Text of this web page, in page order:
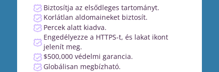
Biztosítja az elsődleges tartományt.
Korlátlan aldomaineket biztosít.
Percek alatt kiadva.
Engedélyezze a HTTPS-t, és lakat ikont
jelenít meg.
$500,000 védelmi garancia.
Globálisan megbízható.